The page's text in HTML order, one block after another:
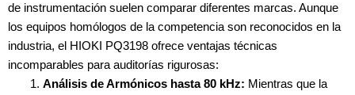
de instrumentación suelen comparar diferentes marcas. Aunque
los equipos homólogos de la competencia son reconocidos en la
industria, el HIOKI PQ3198 ofrece ventajas técnicas
incomparables para auditorías rigurosas:
Análisis de Armónicos hasta 80 kHz: Mientras que la